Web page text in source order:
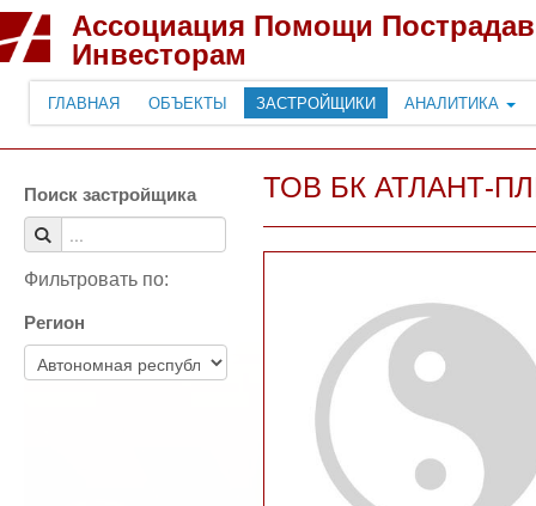
Ассоциация Помощи
Инвесторам
ГЛАВНАЯ ОБЪЕКТЫ ЗАСТРОЙЩИКИ АНАЛИТИКА
Поиск застройщика
Фильтровать по:
Регион
ТОВ БК АТЛАНТ-